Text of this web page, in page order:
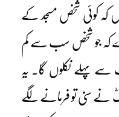
کہ کوئی شخص مسجد کے
کہ جو شخص سب سے کم
پہلے نکلوں گا۔ یہ
سنی تو فرمانے لگے